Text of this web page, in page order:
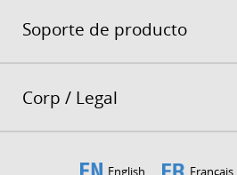
Soporte de producto
Corp / Legal
English Français